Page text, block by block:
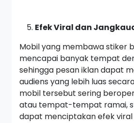
Efek Viral dan
Mobil yang membawa stiker
mencapai banyak tempat
sehingga pesan iklan dapat
audiens yang lebih luas
mobil tersebut sering
atau tempat-tempat ramai,
dapat menciptakan efek